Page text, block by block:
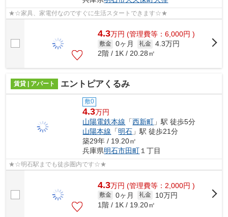
★☆家具、家電付なのですぐに生活スタートできます☆★
4.3万円 (管理費等：6,000円 )
敷金 0ヶ月 礼金 4.3万円
2階 / 1K / 20.28㎡
賃貸 | アパート エントピアくるみ
敷0
4.3万円
山陽電鉄本線 「西新町 」駅 徒歩5分
山陽本線 「明石 」駅 徒歩21分
築29年 / 19.20㎡
兵庫県明石市田町１丁目
★☆明石駅までも徒歩圏内です☆★
4.3万円 (管理費等：2,000円 )
敷金 0ヶ月 礼金
10万円
1階 / 1K / 19.20㎡